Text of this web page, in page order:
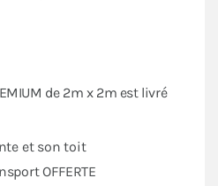
de 2m x 2m est livré
et son toit
OFFERTE